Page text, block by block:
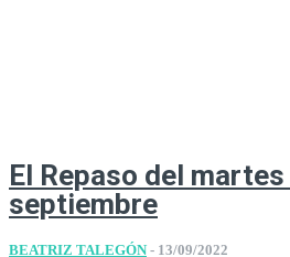
El Repaso del
septiembre
BEATRIZ TALEGÓN - 13/09/2022